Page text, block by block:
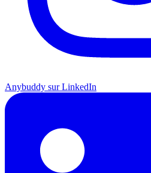
Anybuddy sur LinkedIn